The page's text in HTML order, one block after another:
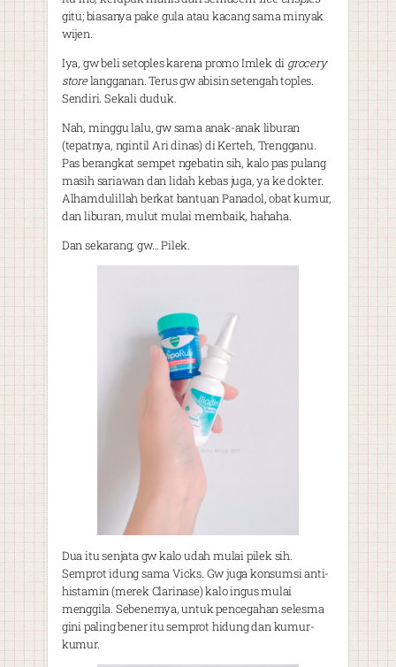
gitu; biasanya pake gula atau kacang sama minyak
wijen.
Iya, gw beli setoples karena promo Imlek di grocery
storelangganan. Terus gw abisin setengah toples.
Sendiri. Sekali duduk.
Nah, minggu lalu, gw sama anak-anak liburan
(tepatnya, ngintil Ari dinas) di Kerteh, Trengganu.
Pas berangkat sempet ngebatin sih, kalo pas pulang
masih sariawan dan lidah kebas juga, ya ke dokter.
Alhamdulillah berkat bantuan Panadol, obat kumur,
dan liburan, mulut mulai membaik, hahaha.
Dan sekarang, gw… Pilek.
Dua itu senjata gw kalo udah mulai pilek sih.
Semprot idung sama Vicks. Gw juga konsumsi anti-
histamin (merek Clarinase) kalo ingus mulai
menggila. Sebenernya, untuk pencegahan selesma
gini paling bener itu semprot hidung dan kumur-
kumur.